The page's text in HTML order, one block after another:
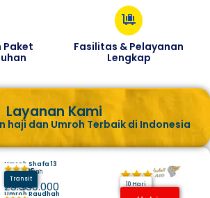
Paket
Fasilitas & Pelayanan
Lengkap
Layanan Kami
haji dan Umroh Terbaik di Indonesia
Umroh Shafa 13
Juli 2025
Hotel Makkah
Transit
Harga
25.350.000
Umroh Raudhah
Madinah
10 Hari